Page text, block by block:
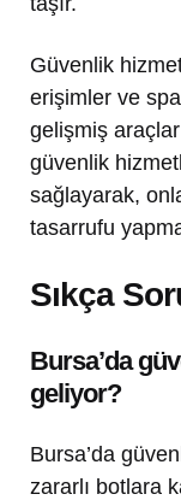
Güvenlik
erişimler ve
gelişmiş
güvenlik
sağlayarak,
tasarrufu
Sıkça
Bursa’da
geliyor?
Bursa’da
zararlı botlara